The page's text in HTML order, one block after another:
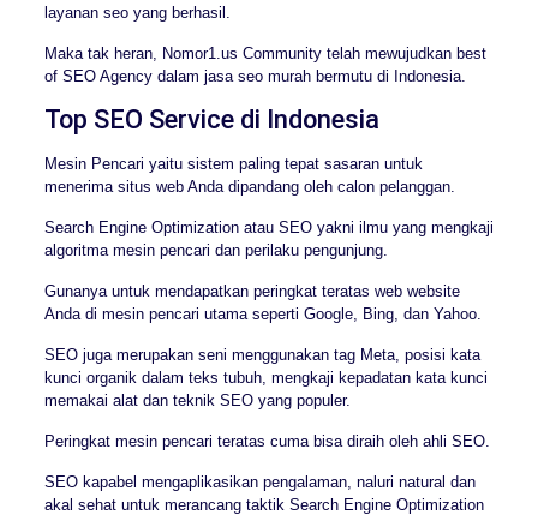
layanan seo yang berhasil.
Maka tak heran, Nomor1.us Community telah mewujudkan best
of SEO Agency dalam jasa seo murah bermutu di Indonesia.
Top SEO Service di Indonesia
Mesin Pencari yaitu sistem paling tepat sasaran untuk
menerima situs web Anda dipandang oleh calon pelanggan.
Search Engine Optimization atau SEO yakni ilmu yang mengkaji
algoritma mesin pencari dan perilaku pengunjung.
Gunanya untuk mendapatkan peringkat teratas web website
Anda di mesin pencari utama seperti Google, Bing, dan Yahoo.
SEO juga merupakan seni menggunakan tag Meta, posisi kata
kunci organik dalam teks tubuh, mengkaji kepadatan kata kunci
memakai alat dan teknik SEO yang populer.
Peringkat mesin pencari teratas cuma bisa diraih oleh ahli SEO.
SEO kapabel mengaplikasikan pengalaman, naluri natural dan
akal sehat untuk merancang taktik Search Engine Optimization